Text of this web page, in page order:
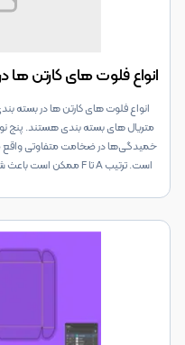
انواع فلوت های کارتن ها
انواع فلوت های کارتن ها در بسته
است. ترتیب A تا F ممکن است باعث شود که فکر کنیم این فلوت ها بر اساس برتر